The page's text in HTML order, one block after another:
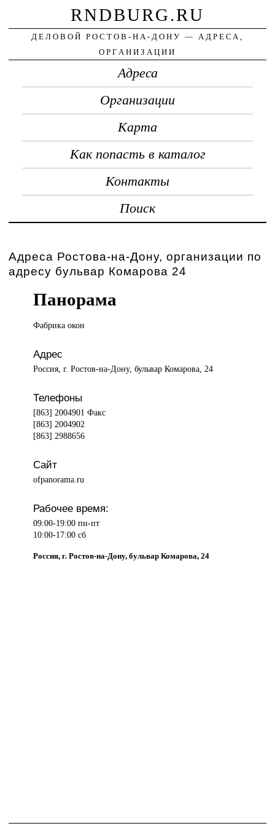
RNDBURG.RU
ДЕЛОВОЙ РОСТОВ-НА-ДОНУ — АДРЕСА,
ОРГАНИЗАЦИИ
Адреса
Организации
Карта
Как попасть в каталог
Контакты
Поиск
Адреса Ростова-на-Дону, организации по
адресу бульвар Комарова 24
Панорама
Фабрика окон
Адрес
Россия, г. Ростов-на-Дону, бульвар Комарова, 24
Телефоны
[863] 2004901 Факс
[863] 2004902
[863] 2988656
Сайт
ofpanorama.ru
Рабочее время:
09:00-19:00 пн-пт
10:00-17:00 сб
Россия, г. Ростов-на-Дону, бульвар Комарова, 24